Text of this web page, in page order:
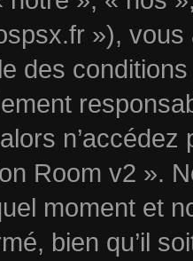
»), vous
des
n’accédez
Room v2 ».
moment et
bien qu’il